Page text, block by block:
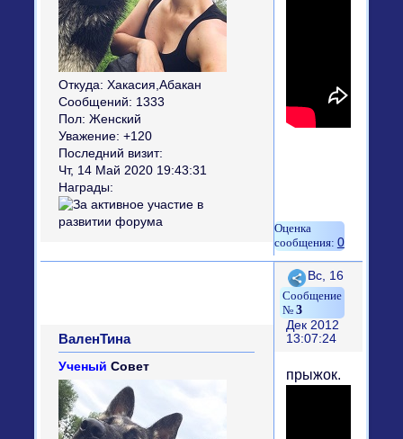
Откуда: Хакасия,Абакан
Сообщений: 1333
Пол: Женский
Уважение: +120
Последний визит:
Чт, 14 Май 2020 19:43:31
Награды:
0
Поделиться
3
Вс, 16
Дек 2012
13:07:24
ВаленТина
Ученый Совет
прыжок.